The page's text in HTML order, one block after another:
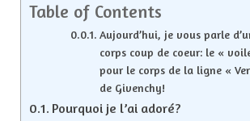
Table of Contents
Aujourd’hui, je vous parle
corps coup de coeur: le «
pour le corps de la ligne «
de Givenchy!
Pourquoi je l’ai adoré?